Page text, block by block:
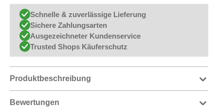
Schnelle & zuverlässige Lieferung
Sichere Zahlungsarten
Ausgezeichneter Kundenservice
Trusted Shops Käuferschutz
Produktbeschreibung
Bewertungen